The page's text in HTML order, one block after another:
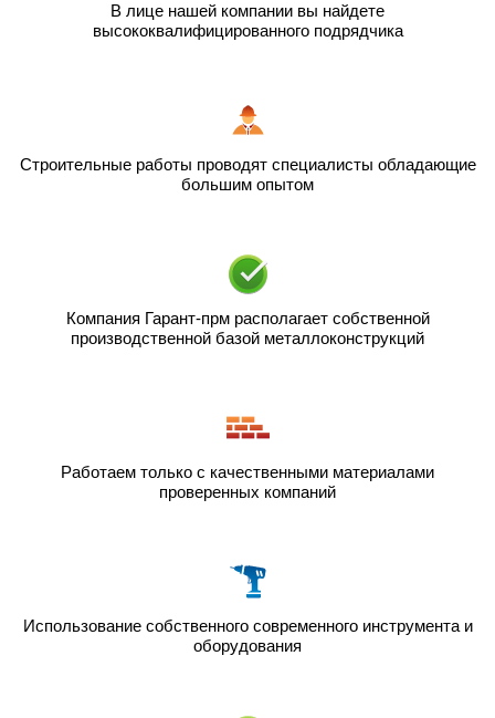
В лице нашей компании вы найдете
высококвалифицированного подрядчика
Строительные работы проводят специалисты обладающие
большим опытом
Компания Гарант-прм располагает собственной
производственной базой металлоконструкций
Работаем только с качественными материалами
проверенных компаний
Использование собственного современного инструмента и
оборудования